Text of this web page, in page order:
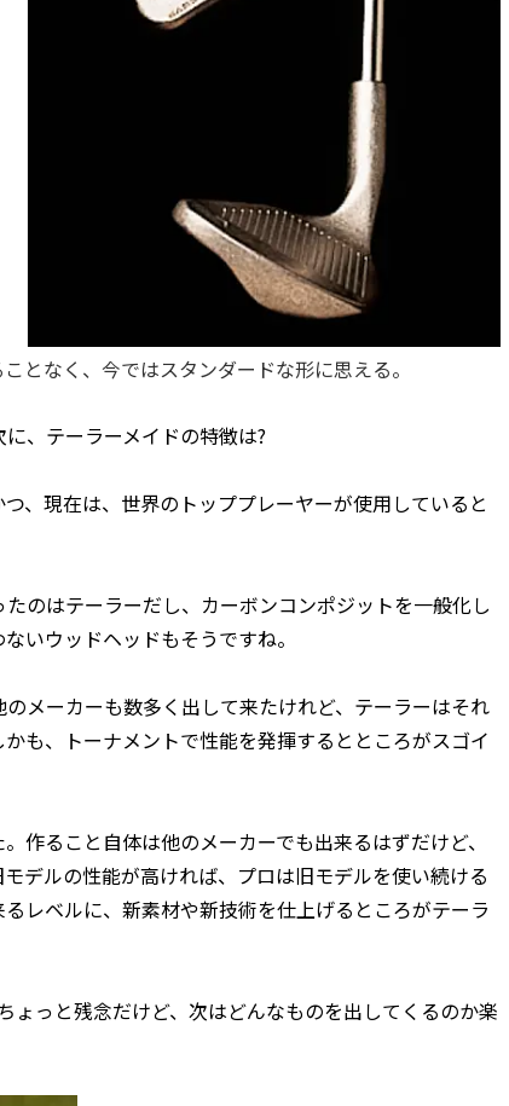
となく、今ではスタンダードな形に思える。
、テーラーメイドの特徴は?
、現在は、世界のトッププレーヤーが使用していると
のはテーラーだし、カーボンコンポジットを一般化し
いウッドヘッドもそうですね。
メーカーも数多く出して来たけれど、テーラーはそれ
も、トーナメントで性能を発揮するとところがスゴイ
作ること自体は他のメーカーでも出来るはずだけど、
デルの性能が高ければ、プロは旧モデルを使い続ける
レベルに、新素材や新技術を仕上げるところがテーラ
ょっと残念だけど、次はどんなものを出してくるのか楽